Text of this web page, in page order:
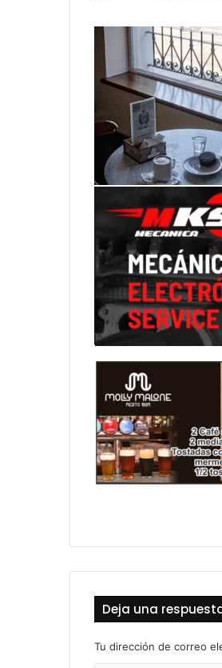
Deja una
Tu dirección de correo